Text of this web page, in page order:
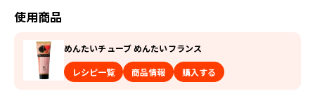
使用商品
めんたいチューブ めんたいフランス
レシピ一覧
商品情報 購入する